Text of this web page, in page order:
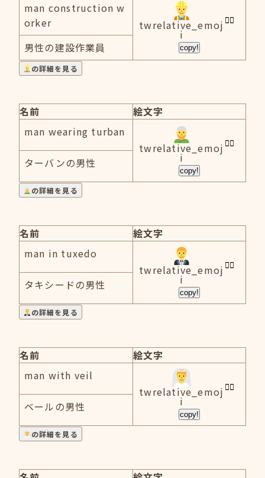
man construction w
orker
twrelative_emoj
i
copy!
男性の建設作業員
の詳細を見る
名前
絵文字
man wearing turban
twrelative_emoj
i
copy!
ターバンの男性
の詳細を見る
名前
絵文字
man in tuxedo
twrelative_emoj
i
copy!
タキシードの男性
の詳細を見る
名前
絵文字
man with veil
twrelative_emoj
i
copy!
ベールの男性
の詳細を見る